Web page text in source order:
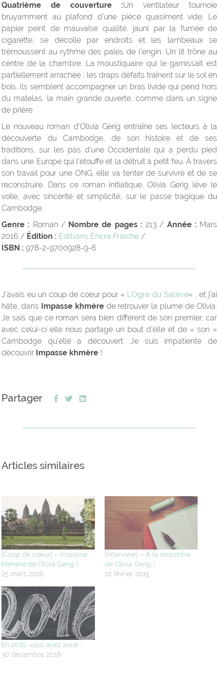
Quatrième de couverture :Un ventilateur tournoie
bruyamment au plafond d’une pièce quasiment vide. Le
papier peint de mauvaise qualité, jauni par la fumée de
cigarette, se décolle par endroits et les lambeaux se
trémoussent au rythme des pales de l’engin. Un lit trône au
centre de la chambre. La moustiquaire qui le garnissait est
partiellement arrachée ; les draps défaits traînent sur le sol en
bois. Ils semblent accompagner un bras livide qui pend hors
du matelas, la main grande ouverte, comme dans un signe
de prière.
Le nouveau roman d’Olivia Gerig entraîne ses lecteurs à la
découverte du Cambodge, de son histoire et de ses
traditions, sur les pas d’une Occidentale qui a perdu pied
dans une Europe qui l’étouffe et la détruit à petit feu. À travers
son travail pour une ONG, elle va tenter de survivre et de se
reconstruire. Dans ce roman initiatique, Olivia Gerig lève le
voile, avec sincérité et simplicité, sur le passé tragique du
Cambodge.
Genre : Roman / Nombre de pages : 213 / Année : Mars
2016 / Édition : Editions Encre Fraîche /
ISBN : 978-2-9700928-9-6
J’avais eu un coup de coeur pour « L’Ogre du Salève« , et j’ai
hâte, dans
Impasse khmèrede retrouver la plume de Olivia.
Je sais que ce roman sera bien différent de son premier, car
avec celui-ci elle nous partage un bout d’elle et de « son »
Cambodge qu’elle a découvert. Je suis impatiente de
découvrir Impasse khmère !
Partager
Articles similaires
[Coup de coeur] – Impasse
khmère de Olivia Gerig !
25 mars 2016
[Interview] – A la rencontre
de Olivia Gerig !
10 février 2015
En 2016, vous avez aimé …
30 décembre 2016